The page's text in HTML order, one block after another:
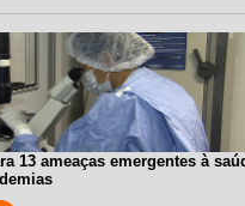
13 ameaças emergentes à